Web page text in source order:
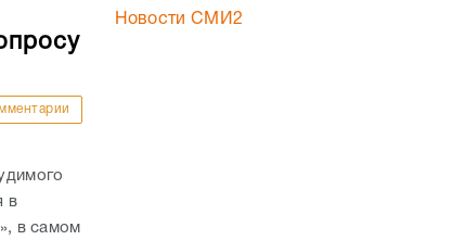
в
в самом
Новости СМИ2